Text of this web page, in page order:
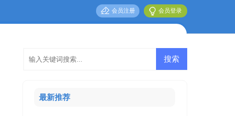
会员登录
会员注册
最新推荐